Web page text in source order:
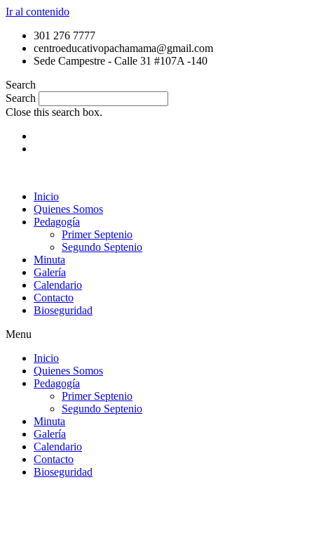
Ir al contenido
301 276 7777
centroeducativopachamama@gmail.com
Sede Campestre - Calle 31 #107A -140
Search
Search
Close this search box.
Inicio
Quienes Somos
Pedagogía
Primer Septenio
Segundo Septenio
Minuta
Galería
Calendario
Contacto
Bioseguridad
Menu
Inicio
Quienes Somos
Pedagogía
Primer Septenio
Segundo Septenio
Minuta
Galería
Calendario
Contacto
Bioseguridad